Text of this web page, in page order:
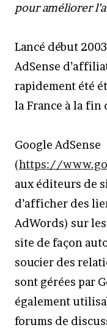
pour améliorer
Lancé début
AdSense
rapidement été
la France à la fin
Google AdSense
(https://
aux éditeurs de
d’afficher des
AdWords) sur
site de façon
soucier des
sont gérées par
également
forums de